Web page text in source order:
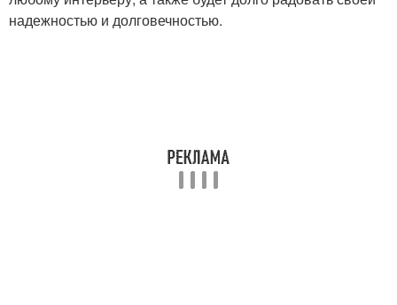
надежностью и долговечностью.